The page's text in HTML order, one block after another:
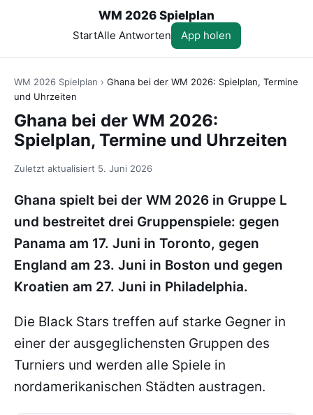
WM 2026 Spielplan
StartAlle Antworten App holen
WM 2026 Spielplan › Ghana bei der WM 2026: Spielplan, Termine
und Uhrzeiten
Ghana bei der WM 2026:
Spielplan, Termine und Uhrzeiten
Zuletzt aktualisiert 5. Juni 2026
Ghana spielt bei der WM 2026 in Gruppe L
und bestreitet drei Gruppenspiele: gegen
Panama am 17. Juni in Toronto, gegen
England am 23. Juni in Boston und gegen
Kroatien am 27. Juni in Philadelphia.
Die Black Stars treffen auf starke Gegner in
einer der ausgeglichensten Gruppen des
Turniers und werden alle Spiele in
nordamerikanischen Städten austragen.